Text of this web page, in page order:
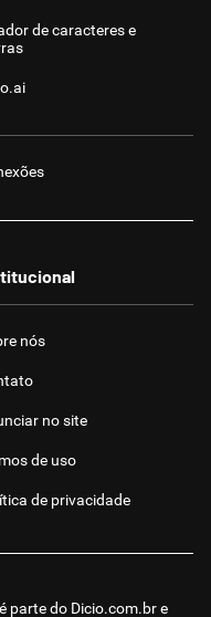
de caracteres e
parte do Dicio.com.bre
nós
no site
de uso
de privacidade